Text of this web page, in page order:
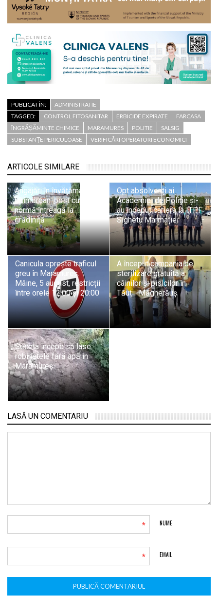
PUBLICAT ÎN:
ADMINISTRATIE
TAGGED:
CONTROL FITOSANITAR ERBICIDE EXPIRATE
FARCASA
ÎNGRĂȘĂMINTE CHIMICE
MARAMURES POLITIE
SALSIG
SUBSTANȚE PERICULOASE
VERIFICĂRI OPERATORI ECONOMICI
ARTICOLE SIMILARE
Angajări în învățământul
băimărean: post cu
normă întreagă la
grădiniță
Opt absolvenți ai
Academiei de Poliție și-
au început cariera la ITPF
Sighetu Marmației
Canicula oprește traficul
greu în Maramureș.
Mâine, 5 august, restricții
între orele 12:00 și 20:00
A început campania de
sterilizare gratuită a
câinilor și pisicilor în
Tăuții-Măgherăuș
Seceta începe să lase
robinetele fără apă în
Maramureș
LASĂ UN COMENTARIU
NUME
*
EMAIL
*